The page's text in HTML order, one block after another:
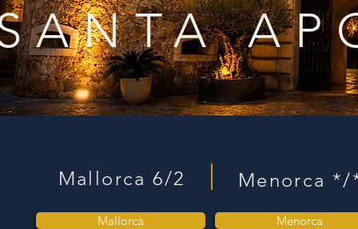
Mallorca 6/2 Menorca */
Mallorca Menorca